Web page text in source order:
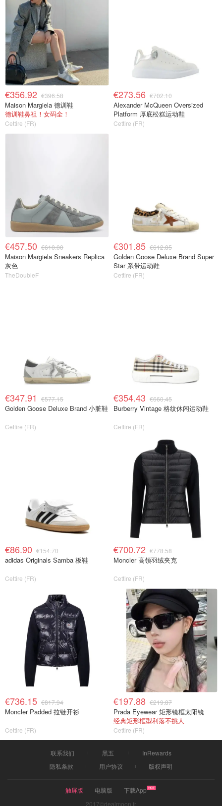
€356.92 €396.58
Maison Margiela 德训鞋
德训鞋鼻祖！女码全！
Cettire (FR)
€273.56 €702.10
Alexander McQueen Oversized
Platform 厚底松糕运动鞋
Cettire (FR)
€457.50 €610.00
Maison Margiela Sneakers Replica
灰色
TheDoubleF
€301.85 €612.85
Golden Goose Deluxe Brand Super
Star 系带运动鞋
Cettire (FR)
€347.91 €577.15
Golden Goose Deluxe Brand 小脏鞋
Cettire (FR)
€354.43 €660.45
Burberry Vintage 格纹休闲运动鞋
Cettire (FR)
€86.90 €154.70
adidas Originals Samba 板鞋
Cettire (FR)
€700.72 €778.58
Moncler 高领羽绒夹克
Cettire (FR)
€736.15 €817.94
Moncler Padded 拉链开衫
Cettire (FR)
€197.88 €219.87
Prada Eyewear 矩形镜框太阳镜
经典矩形框型利落不挑人
Cettire (FR)
联系我们 黑五
InRewards
隐私条款
用户协议 版权声明
触屏版 电脑版
下载App
2017©dealmoon.fr